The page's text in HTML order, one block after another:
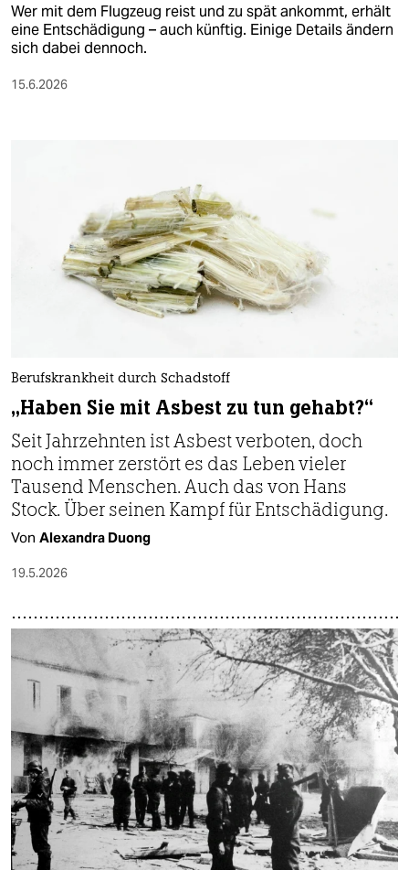
Wer mit dem Flugzeug reist und zu spät ankommt, erhält
eine Entschädigung – auch künftig. Einige Details ändern
sich dabei dennoch.
15.6.2026
Berufskrankheit durch Schadstoff
„Haben Sie mit Asbest zu tun gehabt?“
Seit Jahrzehnten ist Asbest verboten, doch
noch immer zerstört es das Leben vieler
Tausend Menschen. Auch das von Hans
Stock. Über seinen Kampf für Entschädigung.
Von Alexandra Duong
19.5.2026